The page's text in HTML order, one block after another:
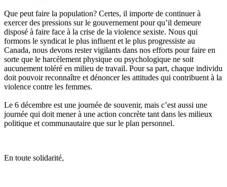
Que peut faire la population? Certes, il importe de continuer à
exercerdes pressions surle gouvernement pourqu’il demeure
disposé à faire face à la crise de la violence sexiste. Nous qui
formons le syndicat le plus influent et le plus progressiste au
Canada, nous devons restervigilants dans nos efforts pour faire en
sorte que le harcèlement physique ou psychologique ne soit
aucunement toléré en milieu de travail. Poursa part, chaque individu
doit pouvoir reconnaître et dénoncerles attitudes qui contribuent à la
violence contre les femmes.
Le 6 décembre est une journée de souvenir, mais c’est aussi une
journée qui doit mener à une action concrète tant dans les milieux
politique et communautaire que surle plan personnel.
En toute solidarité,